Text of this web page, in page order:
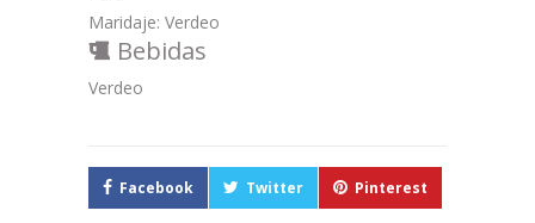
Maridaje: Verdeo
Bebidas
Verdeo
Facebook Twitter Pinterest